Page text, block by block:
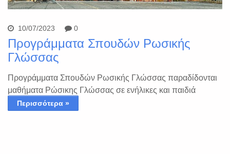
10/07/2023 0
Προγράμματα Σπουδών Ρωσικής
Γλώσσας
Προγράμματα Σπουδών Ρωσικής Γλώσσας παραδίδονται
μαθήματα Ρώσικης Γλώσσας σε ενήλικες και παιδιά
Περισσότερα »